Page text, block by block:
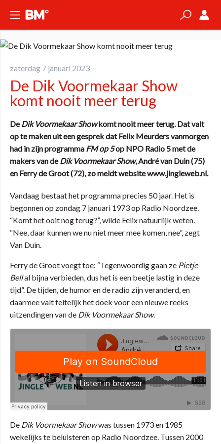
zaterdag 7 januari 2023
De Dik Voormekaar Show
komt nooit meer terug
DeDik Voormekaar Showkomt nooit meer terug. Dat valt
op te maken uit een gesprek dat Felix Meurders vanmorgen
had in zijn programma FM op 5op NPO Radio 5 met de
makers van deDik Voormekaar Show, André van Duin (75)
en Ferry de Groot (72), zo meldt website www.jingleweb.nl.
Vandaag bestaat het programma precies 50 jaar. Het is
begonnen op zondag 7 januari 1973 op Radio Noordzee.
“Komt het ooit nog terug?”, wilde Felix natuurlijk weten.
“Nee, daar kunnen we nu niet meer mee komen, nee”, zegt
Van Duin.
Ferry de Groot voegt toe: “Tegenwoordig gaan ze Pietje
Bellal bijna verbieden, dus het is een beetje lastig in deze
tijd”. De tijden, de humor en de radio zijn veranderd, en
daarmee valt feitelijk het doek voor een nieuwe reeks
uitzendingen van de Dik Voormekaar Show.
De Dik Voormekaar Showwas tussen 1973 en 1985
wekelijks te beluisteren op Radio Noordzee. Tussen 2000